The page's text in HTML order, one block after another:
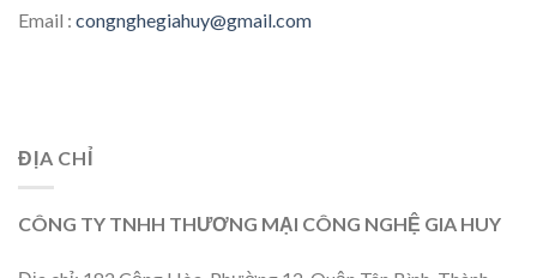
Email : congnghegiahuy@gmail.com
ĐỊA CHỈ
CÔNG TY TNHH THƯƠNG MẠI CÔNG NGHỆ GIA HUY